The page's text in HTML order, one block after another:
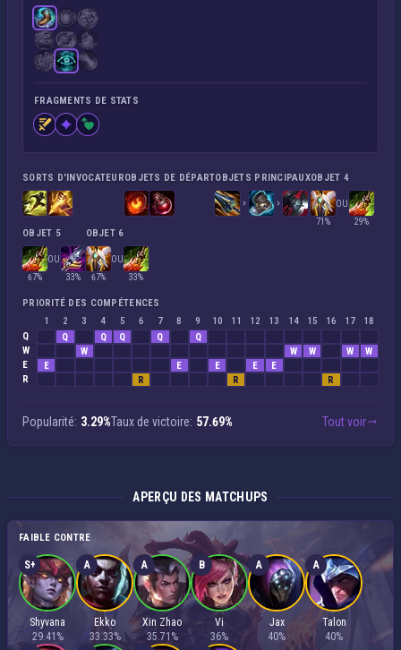
FRAGMENTS DE STATS
SORTS D'INVOCATEUROBJETS DE DÉPARTOBJETS PRINCIPAUXOBJET 4
71%
OU
29%
OBJET 5
67%
OU
33%
OBJET 6
67%
OU
33%
PRIORITÉ DES COMPÉTENCES
1
2 3 4 5 6 7 8 9 10 11 12 13 14 15 16 17
18
Q
Q Q Q Q
Q
W
W W W W
W
E
E E E E
E
R
R R R
Popularité: 3.29%Taux de victoire: 57.69% Tout voir
APERÇU DES MATCHUPS
FAIBLE CONTRE
S+
Shyvana
29.41%
A
Ekko
33.33%
A
Xin Zhao
35.71%
B
Vi
36%
A
Jax
40%
A
Talon
40%